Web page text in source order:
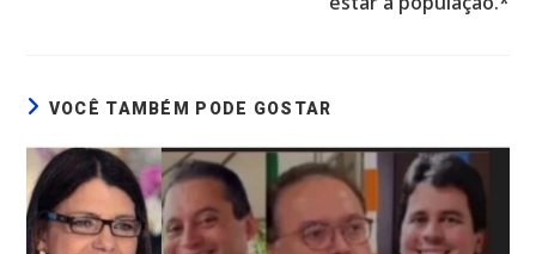
VOCÊ TAMBÉM PODE GOSTAR